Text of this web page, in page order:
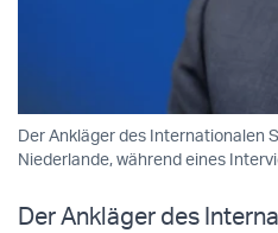
Der Ankläger des Internationalen
Niederlande, während eines
Der Ankläger des